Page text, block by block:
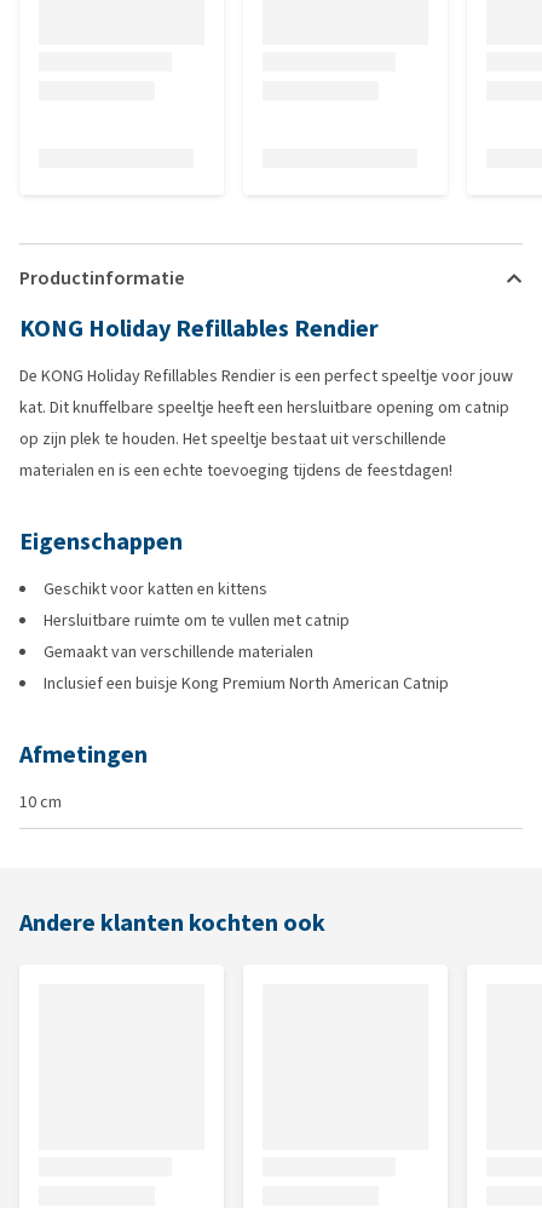
Productinformatie
KONG Holiday Refillables Rendier
De KONG Holiday Refillables Rendier is een perfect speeltje voor jouw
kat. Dit knuffelbare speeltje heeft een hersluitbare opening om catnip
op zijn plek te houden. Het speeltje bestaat uit verschillende
materialen en is een echte toevoeging tijdens de feestdagen!
Eigenschappen
Geschikt voor katten en kittens
Hersluitbare ruimte om te vullen met catnip
Gemaakt van verschillende materialen
Inclusief een buisje Kong Premium North American Catnip
Afmetingen
10 cm
Andere klanten kochten ook